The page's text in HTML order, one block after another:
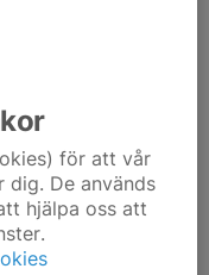
person
och
för att vår
De används
hjälpa oss att